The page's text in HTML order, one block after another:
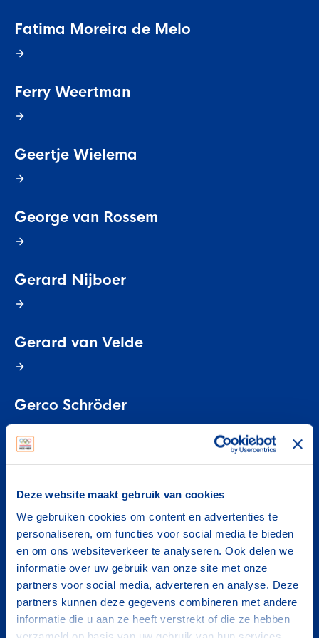
Deze website maakt gebruik van cookies
We gebruiken cookies om content en advertenties te
personaliseren, om functies voor social media te bieden
en om ons websiteverkeer te analyseren. Ook delen we
informatie over uw gebruik van onze site met onze
partners voor social media, adverteren en analyse. Deze
partners kunnen deze gegevens combineren met andere
informatie die u aan ze heeft verstrekt of die ze hebben
Fatima Moreira de Melo
Ferry Weertman
Geertje Wielema
George van Rossem
Gerard Nijboer
Gerard van Velde
Gerco Schröder
Gerda van der Kade-Koudijs
Gerrit Voorting
Gianni Romme